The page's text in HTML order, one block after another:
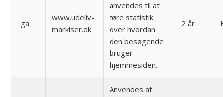
_ga
www.udeliv-
markiser.dk
anvendes til at
føre statistik
over hvordan
den besøgende
bruger
hjemmesiden.
2 år
Anvendes af